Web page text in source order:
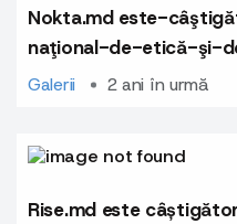
Nokta.md este-
naţional-de-etică-şi-
profesională-
Galerii 2 ani în urmă
Rise.md este